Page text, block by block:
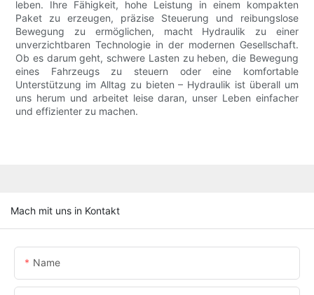
leben. Ihre Fähigkeit, hohe Leistung in einem kompakten
Paket zu erzeugen, präzise Steuerung und reibungslose
Bewegung zu ermöglichen, macht Hydraulik zu einer
unverzichtbaren Technologie in der modernen Gesellschaft.
Ob es darum geht, schwere Lasten zu heben, die Bewegung
eines Fahrzeugs zu steuern oder eine komfortable
Unterstützung im Alltag zu bieten – Hydraulik ist überall um
uns herum und arbeitet leise daran, unser Leben einfacher
und effizienter zu machen.
Mach mit uns in Kontakt
Name